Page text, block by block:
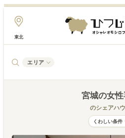
東北
エリア
宮城の女性
のシェアハ
くわしい条件